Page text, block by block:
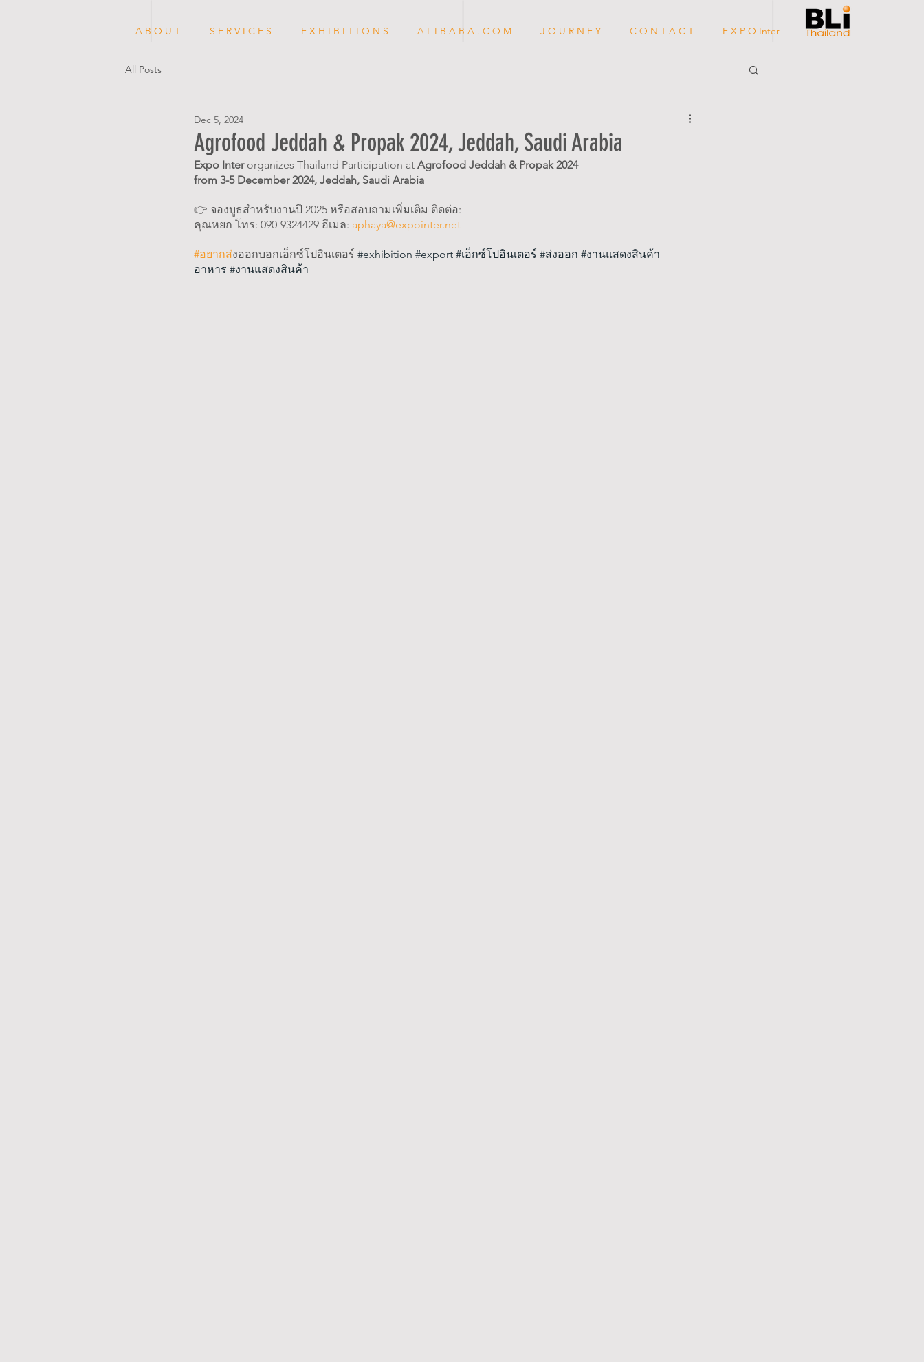
A B O U T S E R V I C E S E X H I B I T I O N S A L I B A B A . C O M J O U R N E Y C O N T A C T E X P O Inter
All Posts
Agrofood Jeddah & Propak 2024, Jeddah, Saudi Arabia
Dec 5, 2024
Expo Inter organizes Thailand Participation at Agrofood Jeddah & Propak 2024
from 3-5 December 2024, Jeddah, Saudi Arabia
👉 จองบูธสำหรับงานปี 2025 หรือสอบถามเพิ่มเติม ติดต่อ:
คุณหยก โทร: 090-9324429 อีเมล: aphaya@expointer.net
#อยากส่งออกบอกเอ็กซ์โปอินเตอร์ #exhibition #export #เอ็กซ์โปอินเตอร์ #ส่งออก #งานแสดงสินค้า
อาหาร #งานแสดงสินค้า